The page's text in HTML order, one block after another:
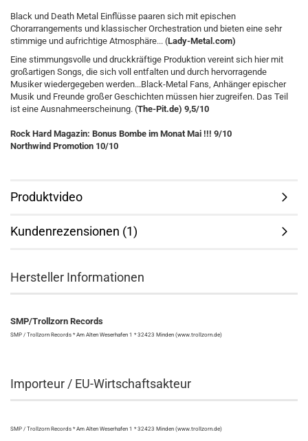
Black und Death Metal Einflüsse paaren sich mit epischen
Chorarrangements und klassischer Orchestration und bieten eine sehr
stimmige und aufrichtige Atmosphäre... (Lady-Metal.com)
Eine stimmungsvolle und druckkräftige Produktion vereint sich hier mit
großartigen Songs, die sich voll entfalten und durch hervorragende
Musiker wiedergegeben werden...Black-Metal Fans, Anhänger epischer
Musik und Freunde großer Geschichten müssen hier zugreifen. Das Teil
ist eine Ausnahmeerscheinung. (The-Pit.de) 9,5/10
Rock Hard Magazin: Bonus Bombe im Monat Mai !!! 9/10
Northwind Promotion 10/10
Produktvideo
Kundenrezensionen (1)
Hersteller Informationen
SMP/Trollzorn Records
SMP / Trollzorn Records * Am Alten Weserhafen 1 * 32423 Minden (www.trollzorn.de)
Importeur / EU-Wirtschaftsakteur
SMP / Trollzorn Records * Am Alten Weserhafen 1 * 32423 Minden (www.trollzorn.de)